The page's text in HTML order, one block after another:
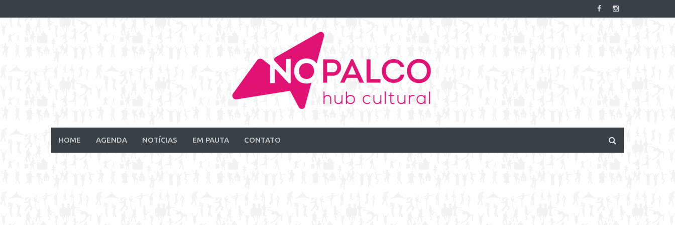
to
HOME AGENDA NOTÍCIAS EM PAUTA CONTATO